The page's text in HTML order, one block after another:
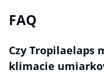
FAQ
Czy Tropilaelaps
klimacie